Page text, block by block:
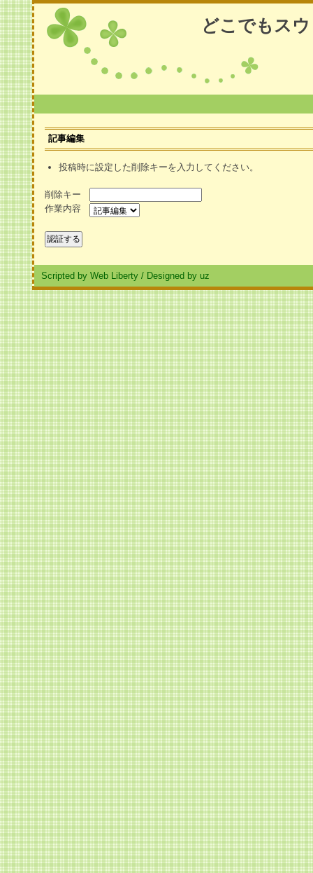
どこでもス
記事編集
投稿時に設定した削除キーを入力してください。
削除キー
作業内容
Scripted by Web Liberty / Designed by uz